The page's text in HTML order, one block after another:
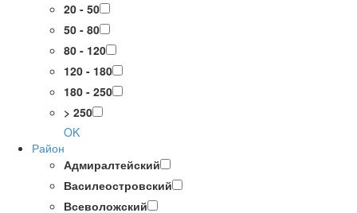
20 - 50
50 - 80
80 - 120
120 - 180
180 - 250
> 250
OK
Район
Адмиралтейский
Василеостровский
Всеволожский